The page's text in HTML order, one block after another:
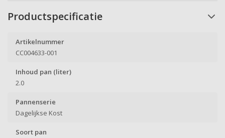
Productspecificatie
Artikelnummer
CC004633-001
Inhoud pan (liter)
2.0
Pannenserie
Dagelijkse Kost
Soort pan